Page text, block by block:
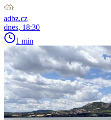
adbz.cz
dnes, 18:30
1 min